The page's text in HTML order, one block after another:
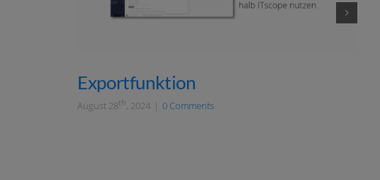
Exportfunktion
August 28th, 2024 | 0 Comments